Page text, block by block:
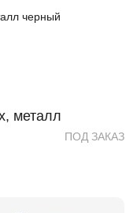
металл
ПОД ЗАКАЗ